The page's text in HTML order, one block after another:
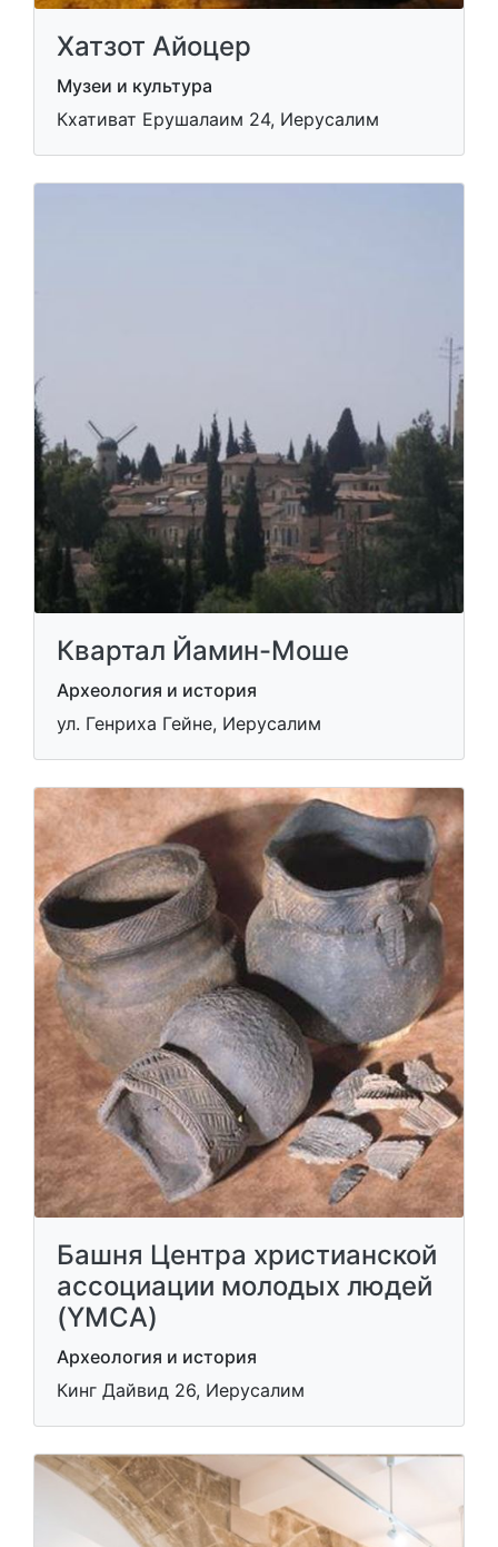
Хатзот Айоцер
Музеи и культура
Кхативат Ерушалаим 24, Иерусалим
Квартал Йамин-Моше
Археология и история
ул. Генриха Гейне, Иерусалим
Башня Центра христианской
ассоциации молодых людей
(YMCA)
Археология и история
Кинг Дайвид 26, Иерусалим